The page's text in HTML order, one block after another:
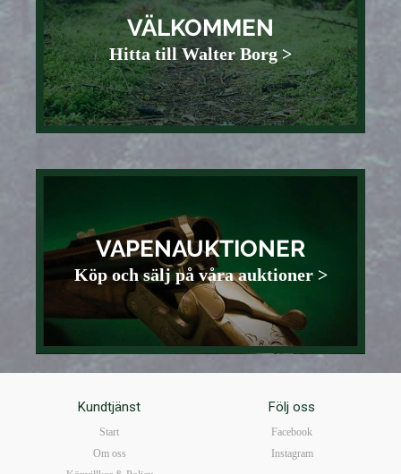
VÄLKOMMEN
Hitta till Walter Borg >
VAPENAUKTIONER
Köp och sälj på våra auktioner >
Kundtjänst
Start
Om oss
Följ oss
Facebook
Instagram